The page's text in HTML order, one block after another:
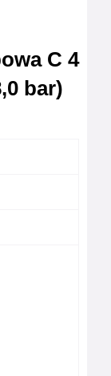
C 4
bar)